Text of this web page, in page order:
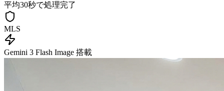
平均30秒で処理完了
MLS
Gemini 3 Flash Image 搭載